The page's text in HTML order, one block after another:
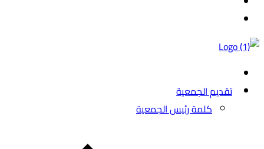
تقديم الجمعية
كلمة رئيس الجمعية